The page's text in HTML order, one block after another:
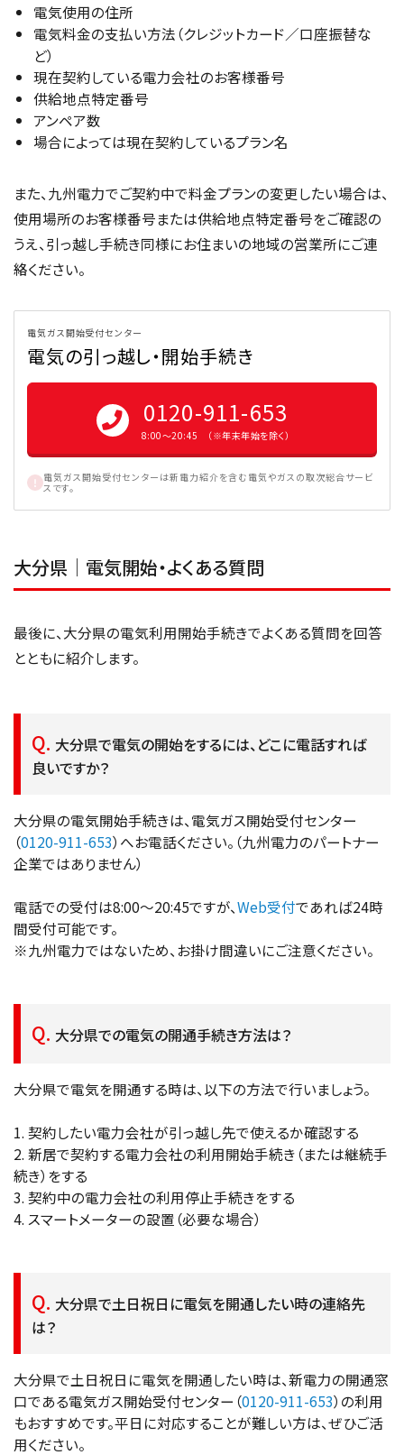
電気使用の住所
電気料金の支払い方法（クレジットカード／口座振替な
ど）
現在契約している電力会社のお客様番号
供給地点特定番号
アンペア数
場合によっては現在契約しているプラン名
また、九州電力でご契約中で料金プランの変更したい場合は、
使用場所のお客様番号または供給地点特定番号をご確認の
うえ、引っ越し手続き同様にお住まいの地域の営業所にご連
絡ください。
電気ガス開始受付センター
電気の引っ越し・開始手続き
0120-911-653
8:00〜20:45 （※年末年始を除く）
電気ガス開始受付センターは新電力紹介を含む電気やガスの取次総合サービ
スです。
大分県│電気開始・よくある質問
最後に、大分県の電気利用開始手続きでよくある質問を回答
とともに紹介します。
大分県で電気の開始をするには、どこに電話すれば
良いですか？
大分県の電気開始手続きは、電気ガス開始受付センター
（0120-911-653）へお電話ください。（九州電力のパートナー
企業ではありません）
電話での受付は8:00～20:45ですが、Web受付であれば24時
間受付可能です。
※九州電力ではないため、お掛け間違いにご注意ください。
大分県での電気の開通手続き方法は？
大分県で電気を開通する時は、以下の方法で行いましょう。
1. 契約したい電力会社が引っ越し先で使えるか確認する
2. 新居で契約する電力会社の利用開始手続き（または継続手
続き）をする
3. 契約中の電力会社の利用停止手続きをする
4. スマートメーターの設置（必要な場合）
大分県で土日祝日に電気を開通したい時の連絡先
は？
大分県で土日祝日に電気を開通したい時は、新電力の開通窓
口である電気ガス開始受付センター（0120-911-653）の利用
もおすすめです。平日に対応することが難しい方は、ぜひご活
用ください。